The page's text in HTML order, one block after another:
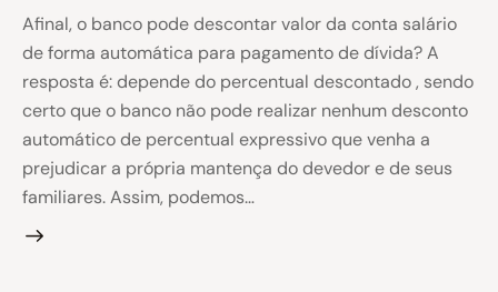
Afinal, o banco pode descontar valor da conta salário
de forma automática para pagamento de dívida? A
resposta é: depende do percentual descontado , sendo
certo que o banco não pode realizar nenhum desconto
automático de percentual expressivo que venha a
prejudicar a própria mantença do devedor e de seus
familiares. Assim, podemos…